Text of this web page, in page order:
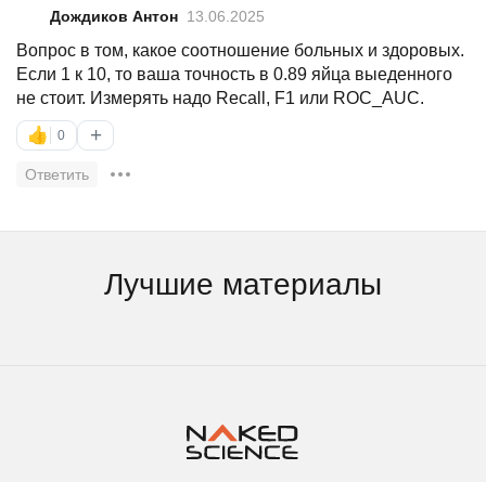
Дождиков Антон 13.06.2025
Вопрос в том, какое соотношение больных и здоровых.
Если 1 к 10, то ваша точность в 0.89 яйца выеденного
не стоит. Измерять надо Recall, F1 или ROC_AUC.
👍 0 +
Ответить
Лучшие материалы